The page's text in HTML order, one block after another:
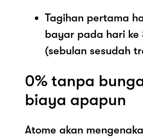
Tagihan pertama
bayar pada hari ke
(sebulan sesudah
0% tanpa
biaya apapun
Atome akan